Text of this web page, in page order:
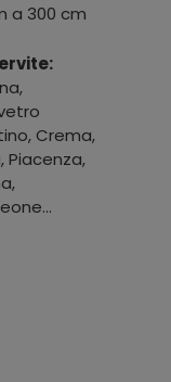
a 300 cm
Crema,
Piacenza,